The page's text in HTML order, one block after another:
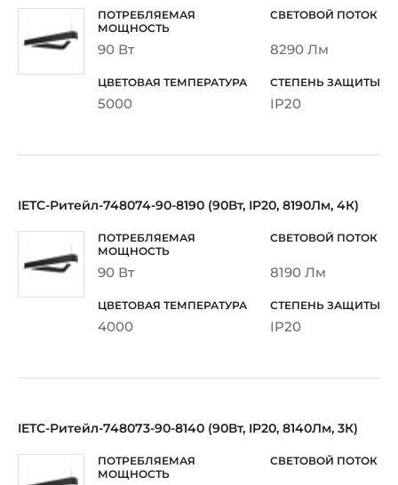
90 Вт 8290 Лм
5000 IP20
IETC-Ритейл-748074-90-8190 (90Вт, IP20, 8190Лм, 4К)
90 Вт 8190 Лм
4000 IP20
IETC-Ритейл-748073-90-8140 (90Вт, IP20, 8140Лм, 3К)